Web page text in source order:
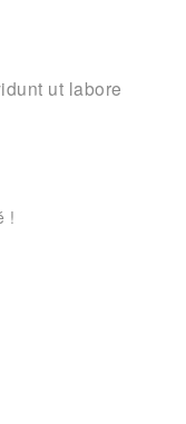
ut labore
!